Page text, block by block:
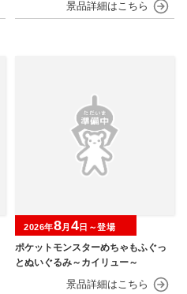
ポケットモンスターめちゃもふぐっ
とぬいぐるみ～カイリュー～
2026年8月 4日～登場